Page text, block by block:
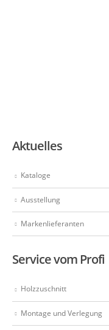
Aktuelles
Kataloge
Ausstellung
Markenlieferanten
Service vom Profi
Holzzuschnitt
Montage und Verlegung